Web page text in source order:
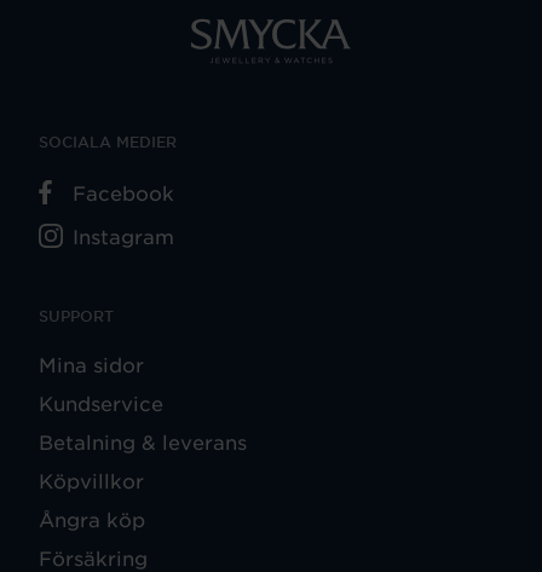
SUPPORT
Mina sidor
Kundservice
Betalning & leverans
Köpvillkor
Ångra köp
Försäkring
SOCIALA MEDIER
Facebook
Instagram